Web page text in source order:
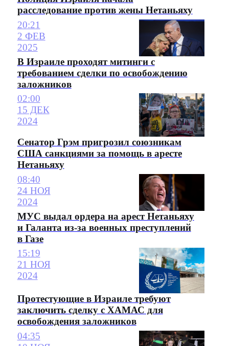
расследование против жены Нетаньяху
20:21
2 ФЕВ
2025
В Израиле проходят митинги с
требованием сделки по освобождению
заложников
02:00
15 ДЕК
2024
Сенатор Грэм пригрозил союзникам
США санкциями за помощь в аресте
Нетаньяху
08:40
24 НОЯ
2024
МУС выдал ордера на арест Нетаньяху
и Галанта из-за военных преступлений
в Газе
15:19
21 НОЯ
2024
Протестующие в Израиле требуют
заключить сделку с ХАМАС для
освобождения заложников
04:35